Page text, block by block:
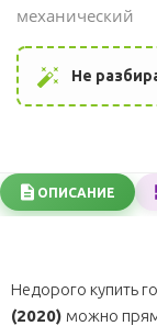
механический
auto_fix_high Не
ОПИСАНИЕ
Недорого купить
(2020) можно